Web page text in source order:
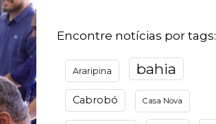
Encontre notícias por tags:
Araripina bahia
Cabrobó Casa Nova